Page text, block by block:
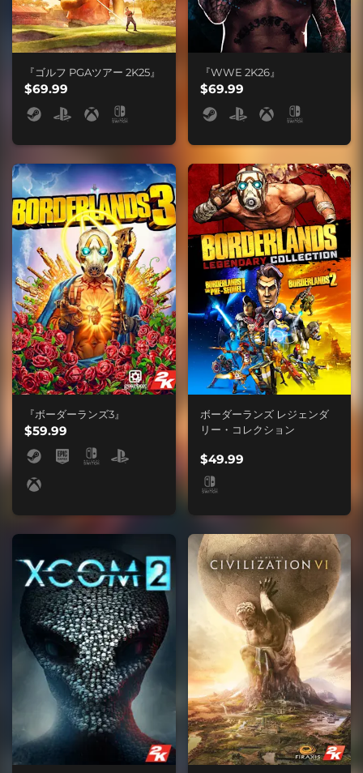
『ゴルフ PGAツアー 2K25』
$69.99
『WWE 2K26』
$69.99
『ボーダーランズ3』
$59.99
ボーダーランズ レジェンダ
リー・コレクション
$49.99